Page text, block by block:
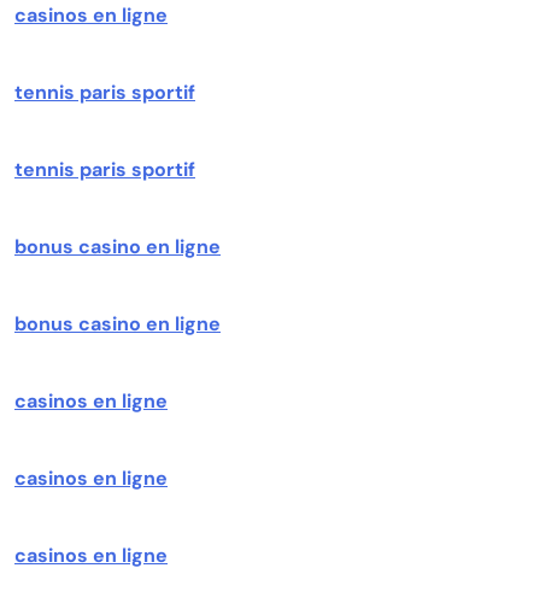
casinos en ligne
tennis paris sportif
tennis paris sportif
bonus casino en ligne
bonus casino en ligne
casinos en ligne
casinos en ligne
casinos en ligne